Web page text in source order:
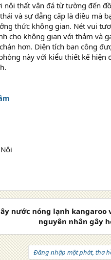
nội thất vân đá từ tường đến
và sự đẳng cấp là điều mà
thức không gian. Nét vui
cho không gian với thảm và
hơn. Diện tích ban công
này với kiểu thiết kế hiện
nước nóng lạnh kangaroo
nguyên nhân gây
Đăng nhập một phát, tha